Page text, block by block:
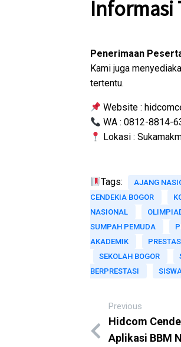
Informasi
Penerimaan
Kami juga
tertentu.
Website :
WA : 0812-8814-
Lokasi :
Tags: AJANG
CENDEKIA BOGOR
NASIONAL
SUMPAH PEMUDA
AKADEMIK
SEKOLAH BOGOR
BERPRESTASI
Previous
Hidcom
Aplikasi BBM